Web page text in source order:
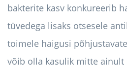
bakterite kasv konkureerib
tüvedega lisaks otsesele
toimele haigusi
võib olla kasulik mitte